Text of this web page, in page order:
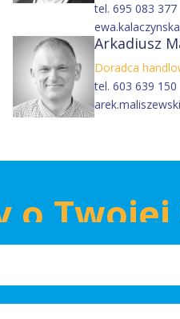
tel. 695 083 377
Arkadiusz
Doradca
tel. 603 639 150
o